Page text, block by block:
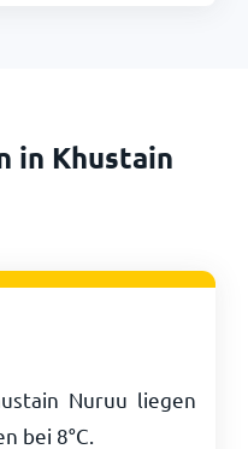
in Khustain
Nuruu liegen
bei 8°C